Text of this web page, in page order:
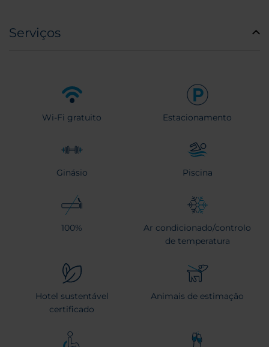
Serviços
Wi-Fi gratuito Estacionamento
Ginásio Piscina
100%
Ar condicionado/controlo
de temperatura
Hotel sustentável
certificado
Animais de estimação